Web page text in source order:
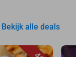
Bekijk alle deals